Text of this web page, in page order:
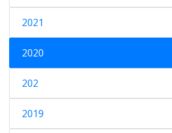
2021
2020
202
2019